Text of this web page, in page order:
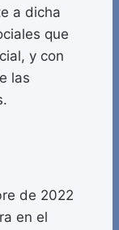
a dicha
que
y con
las
de 2022
en el